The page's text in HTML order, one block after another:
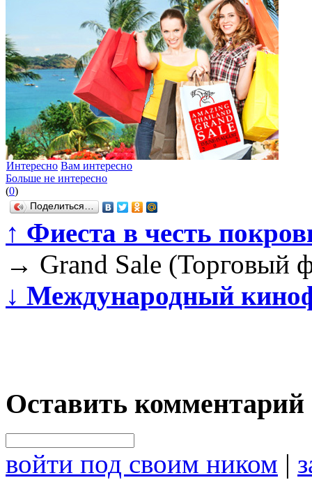
Интересно Вам интересно
Больше не интересно
(0)
Поделиться…
↑ Фиеста в честь
→ Grand Sale (Торговый
↓ Международный
Оставить комментарий
войти под своим ником |